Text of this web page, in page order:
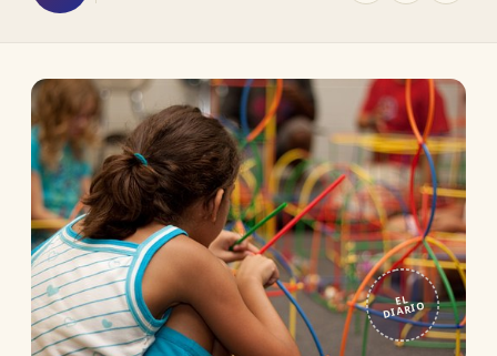
EL
DIARIO